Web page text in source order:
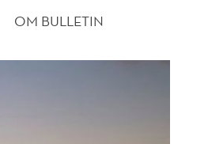
NETTSTEDET
OM BULLETIN